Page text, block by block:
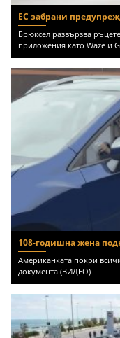
ЕС забрани
Брюксел развързва
приложения като Waze и
108-годишна жена
Американката покри
документа (ВИДЕО)